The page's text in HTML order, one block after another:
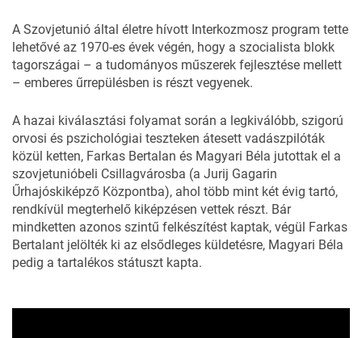
A Szovjetunió által életre hívott Interkozmosz program tette
lehetővé az 1970-es évek végén, hogy a szocialista blokk
tagországai – a tudományos műszerek fejlesztése mellett
– emberes űrrepülésben is részt vegyenek.
A hazai kiválasztási folyamat során a legkiválóbb, szigorú
orvosi és pszichológiai teszteken átesett vadászpilóták
közül ketten, Farkas Bertalan és Magyari Béla jutottak el a
szovjetunióbeli Csillagvárosba (a Jurij Gagarin
Űrhajóskiképző Központba), ahol több mint két évig tartó,
rendkívül megterhelő kiképzésen vettek részt. Bár
mindketten azonos szintű felkészítést kaptak, végül Farkas
Bertalant jelölték ki az elsődleges küldetésre, Magyari Béla
pedig a tartalékos státuszt kapta.